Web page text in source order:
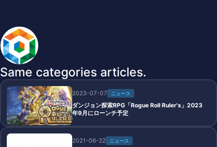
Same categories articles.
2023-07-07 ニュース
ダンジョン探索RPG「Rogue Roll Ruler's」2023
年9月にローンチ予定
2021-06-22 ニュース